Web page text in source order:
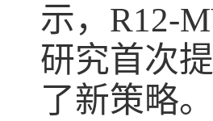
示，R12-
研究首次
了新策略